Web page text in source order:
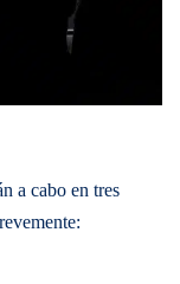
a cabo en tres